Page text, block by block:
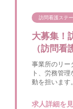
訪問看護ステ
大募集！
（訪問
事業所のリー
ト、労務管
動を担います。
求人詳細を